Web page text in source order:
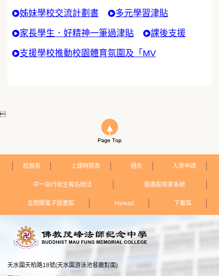
姊妹學校交流計劃書 多元學習津貼
家長學生．好精神一筆過津貼 課後支援
支援學校推動校園體育氛圍及「MV

校曆表 上課時間表 通告 入學申請
中一自行收生報名辦法 圖書館檢索系統
金閱閣電子圖書館 Hyread 下載區
天水圍天柏路18號(天水圍游泳池餐廳對面)